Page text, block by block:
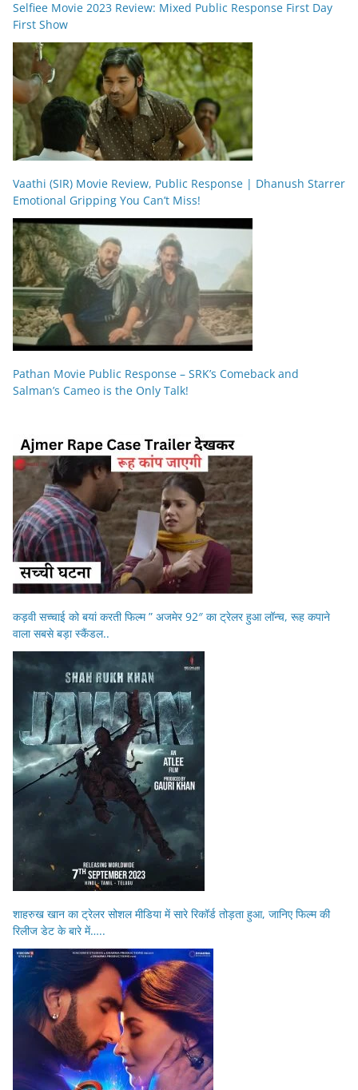
Selfiee Movie 2023 Review: Mixed Public Response First Day
First Show
Vaathi (SIR) Movie Review, Public Response | Dhanush Starrer
Emotional Gripping You Can’t Miss!
Pathan Movie Public Response – SRK’s Comeback and
Salman’s Cameo is the Only Talk!
कड़वी सच्चाई को बयां करती फिल्म ” अजमेर 92″ का ट्रेलर हुआ लॉन्च, रूह कपाने
वाला सबसे बड़ा स्कैंडल..
शाहरुख खान का ट्रेलर सोशल मीडिया में सारे रिकॉर्ड तोड़ता हुआ, जानिए फिल्म की
रिलीज डेट के बारे में…..